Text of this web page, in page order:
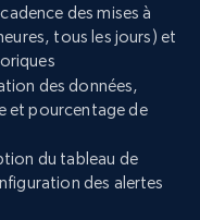
cadence des mises à
tous les jours) et
des données,
et pourcentage de
du tableau de
des alertes